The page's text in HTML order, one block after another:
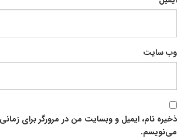
وب‌ سایت
ذخیره نام، ایمیل و وبسایت من در مرورگر برای
می‌نویسم.